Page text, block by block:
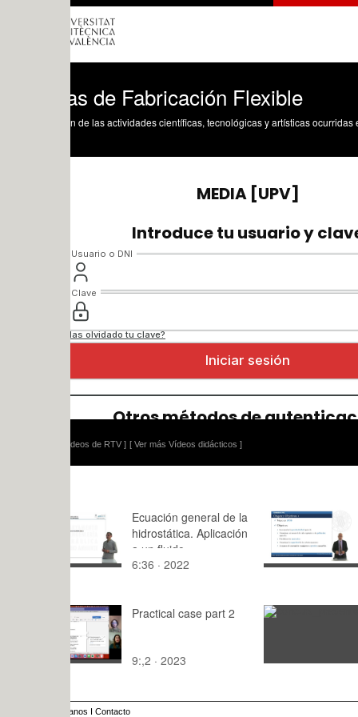
de Fabricación Flexible
de las actividades científicas, tecnológicas y artísticas ocurridas en los tres
[ Ver más Vídeos didácticos ]
Ecuación general de la
hidrostática. Aplicación
a un fluido
incompresible
6:36 · 2022
Origen y
la Política
Común
6:51 · 2011
Practical case part 2
9:,2 · 2023 : · 2015